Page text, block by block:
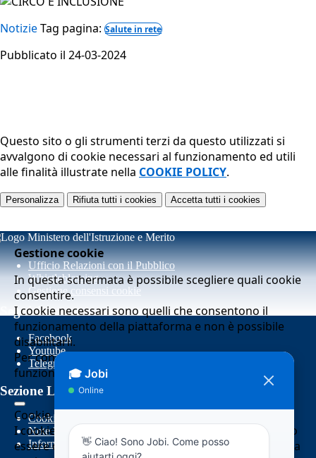
NotizieTag pagina: Salute in rete
Pubblicato il 24-03-2024
Questo sito o gli strumenti terzi da questo utilizzati si
avvalgono di cookie necessari al funzionamento ed utili
alle finalità illustrate nella COOKIE POLICY.
Personalizza Rifiuta tutti i cookies Accetta tutti i cookies
Gestione cookie
In questa schermata è possibile scegliere quali cookie
consentire.
I cookie necessari sono quelli che consentono il
funzionamento della piattaforma e non è possibile
disabilitarli.
Per conoscere quali sono i cookie necessari al
funzionamento potete visionare la
COOKIE POLICY
Cookie necessari per il funzionamento
I cookie necessari per il funzionamento non possono
essere disabilitati. È possibile consultare l'elenco nella
Ufficio Relazioni con il Pubblico
Whistleblowing
Gestione consensi cookie
Seguici su
Facebook
Youtube
Telegram
Sezione Link Utili
Cookie policy
Note legali
Informativa Privacy